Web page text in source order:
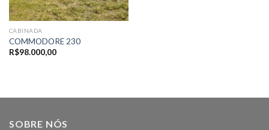
CABINADA
COMMODORE 230
R$98.000,00
SOBRE NÓS